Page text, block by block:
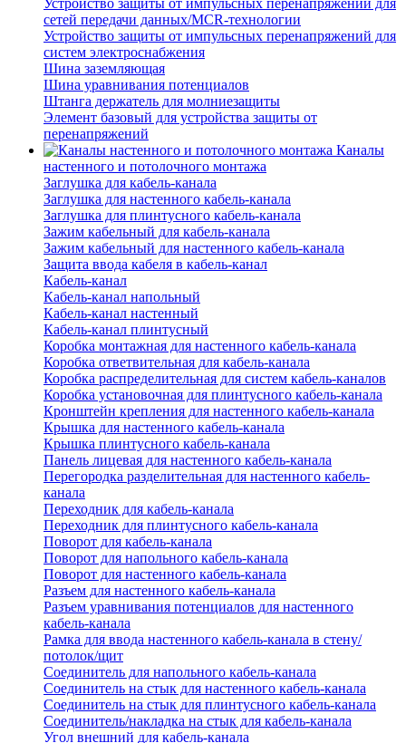
Устройство защиты от импульсных перенапряжений для
сетей передачи данных/MCR-технологии
Устройство защиты от импульсных перенапряжений для
систем электроснабжения
Шина заземляющая
Шина уравнивания потенциалов
Штанга держатель для молниезащиты
Элемент базовый для устройства защиты от
перенапряжений
Каналы
настенного и потолочного монтажа
Заглушка для кабель-канала
Заглушка для настенного кабель-канала
Заглушка для плинтусного кабель-канала
Зажим кабельный для кабель-канала
Зажим кабельный для настенного кабель-канала
Защита ввода кабеля в кабель-канал
Кабель-канал
Кабель-канал напольный
Кабель-канал настенный
Кабель-канал плинтусный
Коробка монтажная для настенного кабель-канала
Коробка ответвительная для кабель-канала
Коробка распределительная для систем кабель-каналов
Коробка установочная для плинтусного кабель-канала
Кронштейн крепления для настенного кабель-канала
Крышка для настенного кабель-канала
Крышка плинтусного кабель-канала
Панель лицевая для настенного кабель-канала
Перегородка разделительная для настенного кабель-
канала
Переходник для кабель-канала
Переходник для плинтусного кабель-канала
Поворот для кабель-канала
Поворот для напольного кабель-канала
Поворот для настенного кабель-канала
Разъем для настенного кабель-канала
Разъем уравнивания потенциалов для настенного
кабель-канала
Рамка для ввода настенного кабель-канала в стену/
потолок/щит
Соединитель для напольного кабель-канала
Соединитель на стык для настенного кабель-канала
Соединитель на стык для плинтусного кабель-канала
Соединитель/накладка на стык для кабель-канала
Угол внешний для кабель-канала